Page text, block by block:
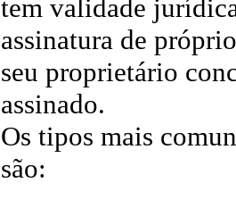
tem validade
assinatura de
seu proprietário
assinado.
Os tipos mais
são: